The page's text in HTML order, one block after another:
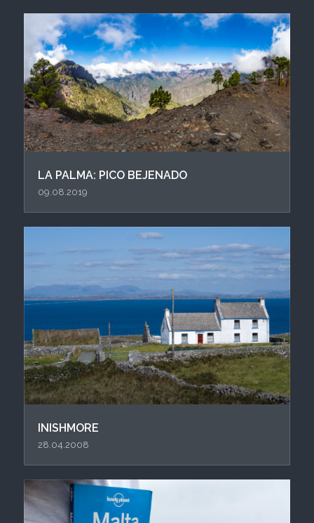
LA PALMA: PICO BEJENADO
09.08.2019
INISHMORE
28.04.2008